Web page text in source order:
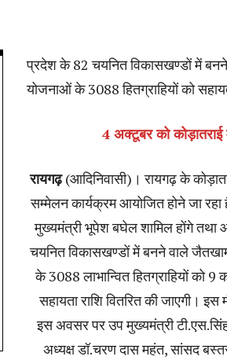
प्रदेश के 82 चयनित विकासखण्डों में
योजनाओं के 3088 हितग्राहियों को
4 अक्टूबर को
रायगढ़(आदिनिवासी)। रायगढ़ के
सम्मेलन कार्यक्रम आयोजित होने जा
मुख्यमंत्री भूपेश बघेल शामिल होंगे
चयनित विकासखण्डों में बनने वाले
के 3088 लाभान्वित हितग्राहियों को
सहायता राशि वितरित की जाएगी। इस
इस अवसर पर उप मुख्यमंत्री
अध्यक्ष डॉ.चरण दास महंत, सांसद